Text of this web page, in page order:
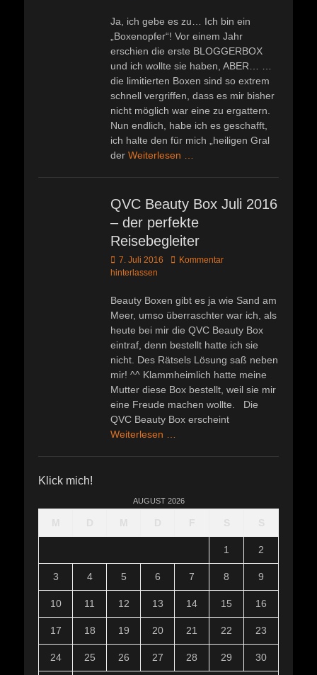
Ja, ich gebe es zu… Ich bin ein
„Boxenopfer“! Vor einem Jahr
erschien die erste BLOGGERBOX
und ich wollte sie haben, ABER… …
die limitierten Boxen sind so extrem
schnell vergriffen, dass es mir bisher
nicht möglich war eine zu ergattern.
Nun endlich, habe ich es geschafft,
ich halte den für mich „heiligen Gral
der Weiterlesen …
QVC Beauty Box Juli 2016
– der perfekte
Reisebegleiter
Veröffentlicht
am
7. Juli 2016
Kommentar
hinterlassen
Beauty Boxen gibt es ja wie Sand am
Meer, umso überraschter war ich, als
heute bei mir die QVC Beauty Box
eintraf, denn bestellt hatte ich sie
nicht. Des Rätsels Lösung saß neben
mir! ^^ Klammheimlich hatte meine
Mutter diese Box bestellt, weil sie mir
eine Freude machen wollte. Die
QVC Beauty Box erscheint
Weiterlesen …
Klick mich!
AUGUST 2026
1 2
3 4 5 6 7 8 9
10 11 12 13 14 15 16
17 18 19 20 21 22 23
24 25 26 27 28 29 30